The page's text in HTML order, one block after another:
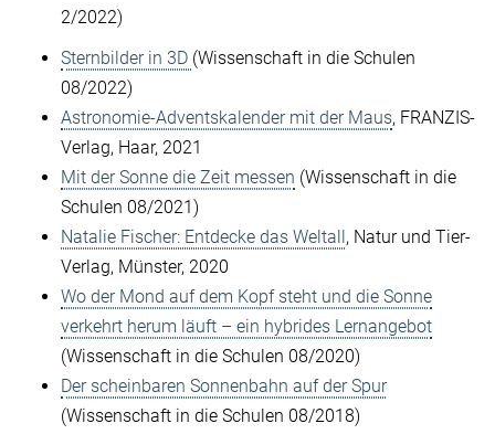
2/2022)
Sternbilder in 3D (Wissenschaft in die Schulen
08/2022)
Astronomie-Adventskalender mit der Maus, FRANZIS-
Verlag, Haar, 2021
Mit der Sonne die Zeit messen (Wissenschaft in die
Schulen 08/2021)
Natalie Fischer: Entdecke das Weltall , Natur und Tier-
Verlag, Münster, 2020
Wo der Mond auf dem Kopf steht und die Sonne
verkehrt herum läuft – ein hybrides Lernangebot
(Wissenschaft in die Schulen 08/2020)
Der scheinbaren Sonnenbahn auf der Spur
(Wissenschaft in die Schulen 08/2018)